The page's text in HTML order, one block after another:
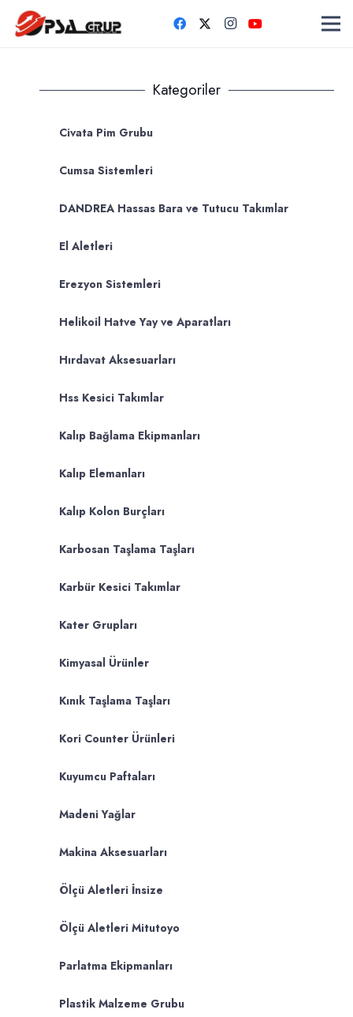
Kategoriler
Civata Pim Grubu
Cumsa Sistemleri
DANDREA Hassas Bara ve Tutucu Takımlar
El Aletleri
Erezyon Sistemleri
Helikoil Hatve Yay ve Aparatları
Hırdavat Aksesuarları
Hss Kesici Takımlar
Kalıp Bağlama Ekipmanları
Kalıp Elemanları
Kalıp Kolon Burçları
Karbosan Taşlama Taşları
Karbür Kesici Takımlar
Kater Grupları
Kimyasal Ürünler
Kınık Taşlama Taşları
Kori Counter Ürünleri
Kuyumcu Paftaları
Madeni Yağlar
Makina Aksesuarları
Ölçü Aletleri İnsize
Ölçü Aletleri Mitutoyo
Parlatma Ekipmanları
Plastik Malzeme Grubu